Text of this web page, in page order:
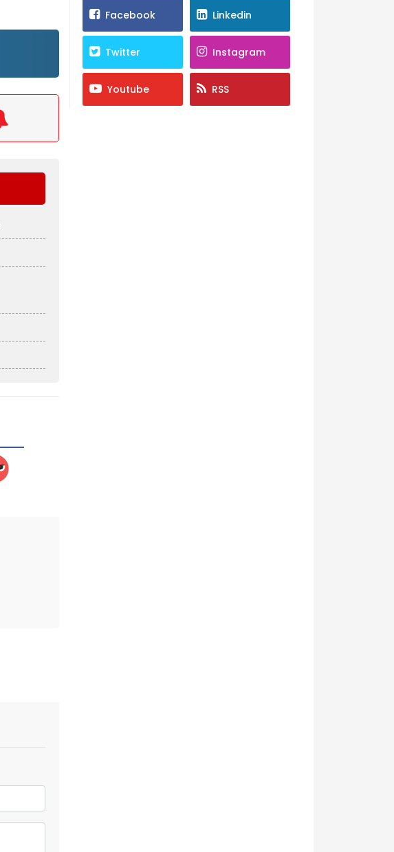
Facebook Linkedin
Twitter Instagram
Youtube RSS